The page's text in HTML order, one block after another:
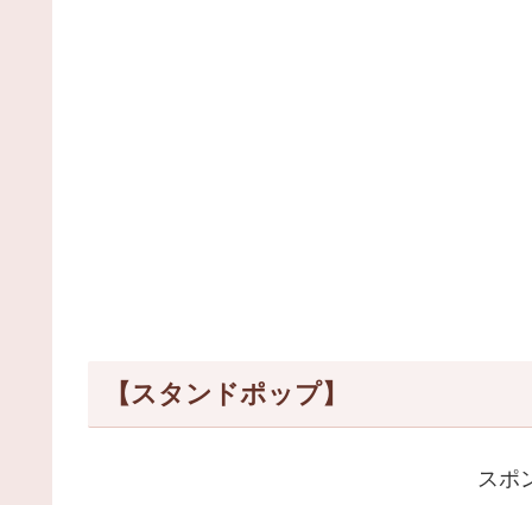
【スタンドポップ】
スポ